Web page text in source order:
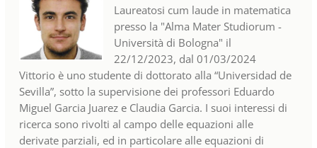
Laureatosi cum laude in matematica
presso la "Alma Mater Studiorum -
Università di Bologna" il
22/12/2023, dal 01/03/2024
Vittorio è uno studente di dottorato alla “Universidad de
Sevilla”, sotto la supervisione dei professori Eduardo
Miguel Garcia Juarez e Claudia Garcia. I suoi interessi di
ricerca sono rivolti al campo delle equazioni alle
derivate parziali, ed in particolare alle equazioni di